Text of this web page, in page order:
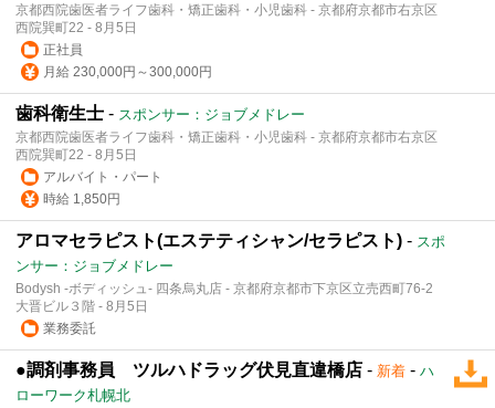
京都西院歯医者ライフ歯科・矯正歯科・小児歯科 - 京都府京都市右京区
西院巽町22 - 8月5日
正社員
月給 230,000円～300,000円
歯科衛生士 - スポンサー：ジョブメドレー
京都西院歯医者ライフ歯科・矯正歯科・小児歯科 - 京都府京都市右京区
西院巽町22 - 8月5日
アルバイト・パート
時給 1,850円
アロマセラピスト(エステティシャン/セラピスト) - スポ
ンサー：ジョブメドレー
Bodysh -ボディッシュ- 四条烏丸店 - 京都府京都市下京区立売西町76-2
大晋ビル３階 - 8月5日
業務委託
●調剤事務員 ツルハドラッグ伏見直違橋店 - 新着 - ハ
ローワーク札幌北